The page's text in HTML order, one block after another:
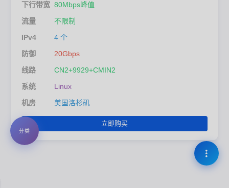
分类
下行带宽 80Mbps峰值
流量
不限制
IPv4
4 个
防御
20Gbps
线路
CN2+9929+CMIN2
系统
Linux
机房
美国洛杉矶
立即购买